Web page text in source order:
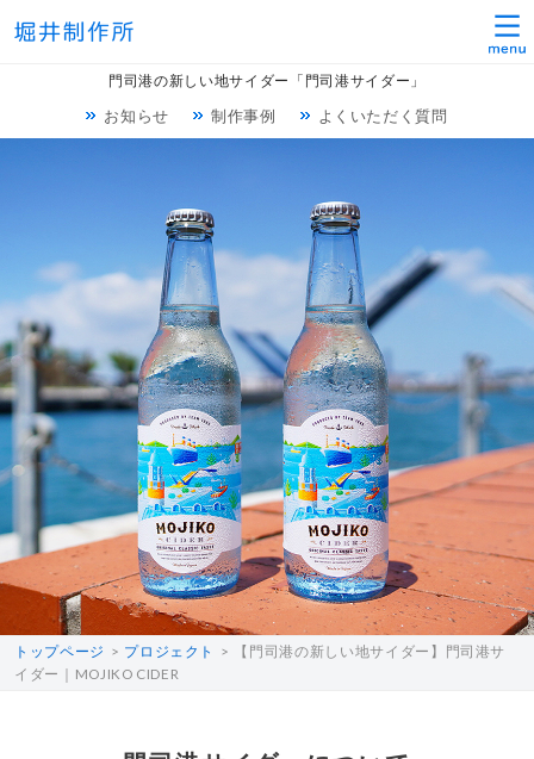
門司港の新しい地サイダー「門司港サイダー」
お知らせ 制作事例 よくいただく質問
トップページ プロジェクト
【門司港の新しい地サイダー】門司港サ
イダー｜MOJIKO CIDER